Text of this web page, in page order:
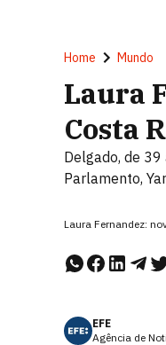
Home Mundo
Laura
Costa
Delgado, de 39
Parlamento,
Laura Fernandez:
EFE
Agência de